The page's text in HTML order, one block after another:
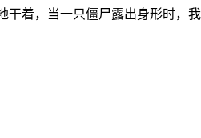
干着，当一只僵尸露出身形时，